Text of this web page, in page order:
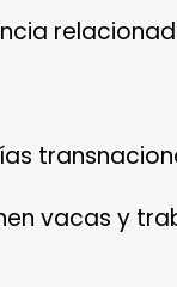
vacas y